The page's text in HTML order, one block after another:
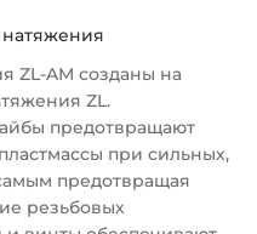
ZL-AM созданы на
ZL.
предотвращают
при сильных,
предотвращая
резьбовых